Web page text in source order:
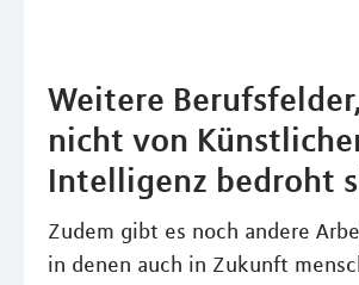
Weitere
nicht von
Intelligenz bedroht
Zudem gibt es noch andere
in denen auch in Zukunft